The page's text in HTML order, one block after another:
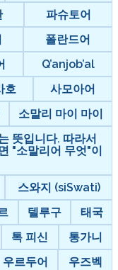
파슈토어
폴란드어
Q’anjob’al
호
사모아어
소말리 마이 마이
뜻입니다. 따라서
"소말리어 무엇"이
스와지 (siSwati)
텔루구
태국
톡 피신
통가니
우르두어
우즈벡